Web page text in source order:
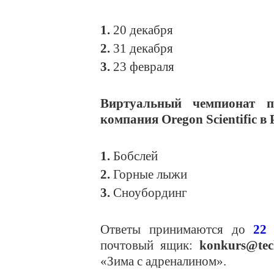
1. 20 декабря
2. 31 декабря
3. 23 февраля
Виртуальный чемпионат
компания Oregon Scientific в
1. Бобслей
2. Горные лыжи
3. Сноубординг
Ответы принимаются до22
почтовый ящик: konkurs@
«Зима с адреналином».